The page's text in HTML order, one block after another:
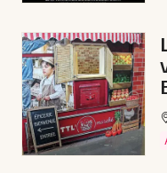
Sorties & loisirs
Bourses en
Bourses en Midi-